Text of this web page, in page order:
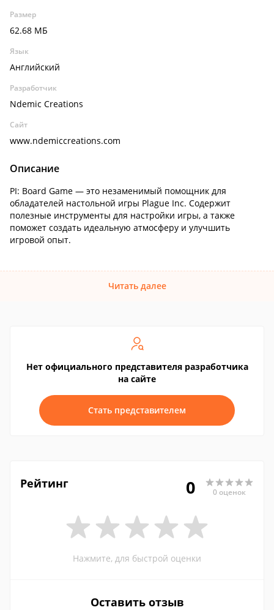
Размер
62.68 МБ
Язык
Английский
Разработчик
Ndemic Creations
Сайт
www.ndemiccreations.com
Описание
PI: Board Game — это незаменимый помощник для
обладателей настольной игры Plague Inc. Содержит
полезные инструменты для настройки игры, а также
поможет создать идеальную атмосферу и улучшить
игровой опыт.
Читать далее
Нет официального представителя разработчика
на сайте
Стать представителем
Рейтинг 0 0 оценок
Нажмите, для быстрой оценки
Оставить отзыв